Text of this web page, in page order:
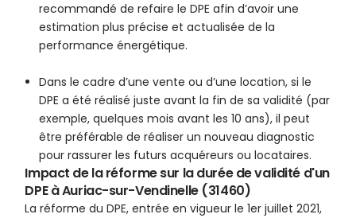
recommandé de refaire le DPE afin d’avoir une
estimation plus précise et actualisée de la
performance énergétique.
Dans le cadre d’une vente ou d’une location, si le
DPE a été réalisé juste avant la fin de sa validité (par
exemple, quelques mois avant les 10 ans), il peut
être préférable de réaliser un nouveau diagnostic
pour rassurer les futurs acquéreurs ou locataires.
Impact de la réforme sur la durée de validité d'un
DPE à Auriac-sur-Vendinelle (31460)
La réforme du DPE, entrée en vigueur le 1er juillet 2021,